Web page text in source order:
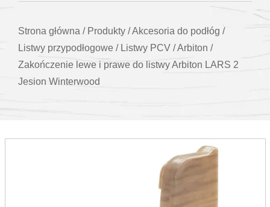
Strona główna / Produkty /Akcesoria do podłóg /
Listwy przypodłogowe / Listwy PCV /Arbiton /
Zakończenie lewe i prawe do listwy Arbiton LARS 2
Jesion Winterwood